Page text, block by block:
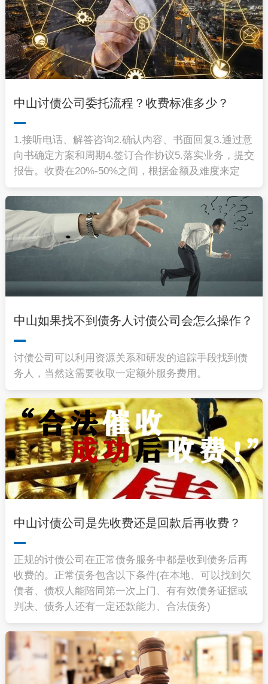
中山讨债公司委托流程？收费标准多少？
1.接听电话、解答咨询2.确认内容、书面回复3.通过意
向书确定方案和周期4.签订合作协议5.落实业务，提交
报告。收费在20%-50%之间，根据金额及难度来定
中山如果找不到债务人讨债公司会怎么操作？
讨债公司可以利用资源关系和研发的追踪手段找到债
务人，当然这需要收取一定额外服务费用。
中山讨债公司是先收费还是回款后再收费？
正规的讨债公司在正常债务服务中都是收到债务后再
收费的。正常债务包含以下条件(在本地、可以找到欠
债者、债权人能陪同第一次上门、有有效债务证据或
判决、债务人还有一定还款能力、合法债务)